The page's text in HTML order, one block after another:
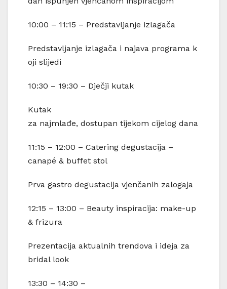
10:00 – 11:15 – Predstavljanje izlagača
Predstavljanje izlagača i najava programa k
oji slijedi
10:30 – 19:30 – Dječji kutak
Kutak
za najmlađe, dostupan tijekom cijelog dana
11:15 – 12:00 – Catering degustacija –
canapé & buffet stol
Prva gastro degustacija vjenčanih zalogaja
12:15 – 13:00 – Beauty inspiracija: make-up
& frizura
Prezentacija aktualnih trendova i ideja za
bridal look
13:30 – 14:30 –